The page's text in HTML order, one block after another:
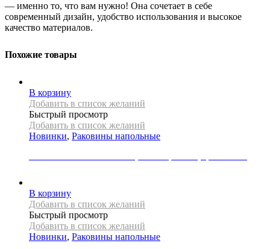
— именно то, что вам нужно! Она сочетает в себе
современный дизайн, удобство использования и высокое
качество материалов.
Похожие товары
В корзину
Добавить в список желаний
Быстрый просмотр
Добавить в список желаний
Новинки, Раковины напольные
В корзину
Добавить в список желаний
Быстрый просмотр
Добавить в список желаний
Новинки, Раковины напольные